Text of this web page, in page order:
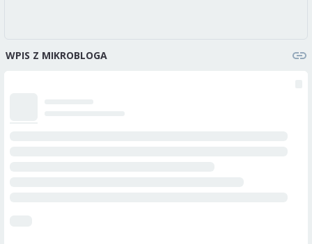
WPIS Z MIKROBLOGA